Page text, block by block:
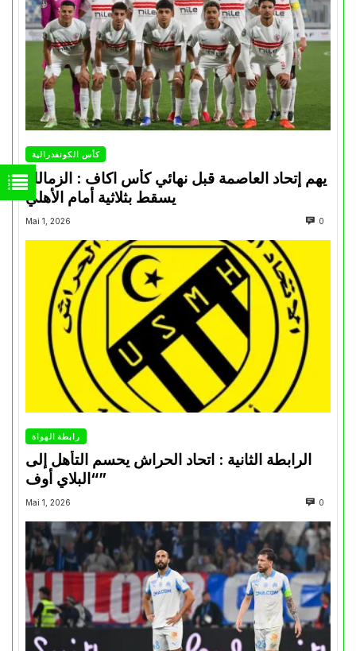
كأس الكونفدرالية
يهم إتحاد العاصمة قبل نهائي كأس اكاف : الزمالك
Mai 1, 2026 0
رابطة الهواة
الرابطة الثانية : اتحاد الحراش يحسم التأهل إلى
“البلاي أوف”
Mai 1, 2026 0